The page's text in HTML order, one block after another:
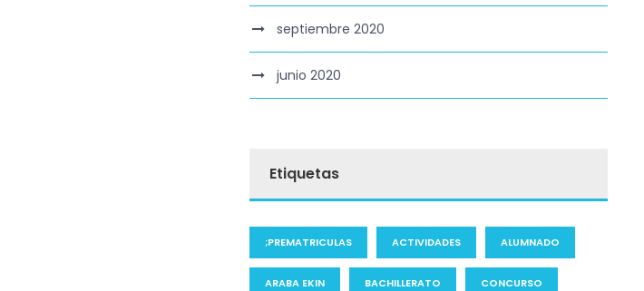
septiembre 2020
junio 2020
Etiquetas
;PREMATRICULAS ACTIVIDADES ALUMNADO
ARABA EKIN BACHILLERATO CONCURSO